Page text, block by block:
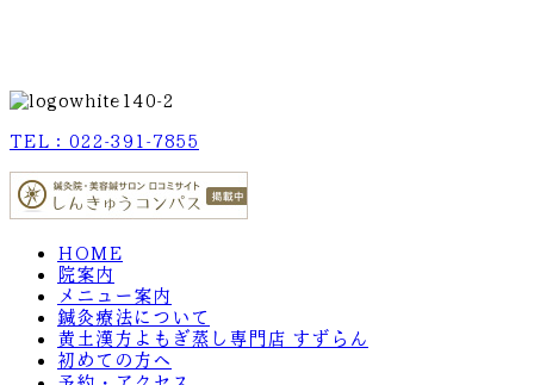
TEL：022-391-7855
HOME
院案内
メニュー案内
鍼灸療法について
黄土漢方よもぎ蒸し専門店 すずらん
初めての方へ